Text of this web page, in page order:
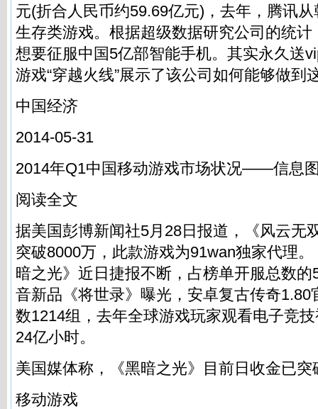
元(折合人民币约59.69亿元)，去年，腾讯
生存类游戏。根据超级数据研究公司的统
想要征服中国5亿部智能手机。其实永久送
游戏“穿越火线”展示了该公司如何能够做到
中国经济
2014-05-31
2014年Q1中国移动游戏市场状况——信息
阅读全文
据美国彭博新闻社5月28日报道，《风云无
突破8000万，此款游戏为91wan独家代理
暗之光》近日捷报不断，占榜单开服总数
音新品《将世录》曝光，安卓复古传奇1.80
数1214组，去年全球游戏玩家观看电子竞
24亿小时。
美国媒体称，《黑暗之光》目前日收金已突
移动游戏